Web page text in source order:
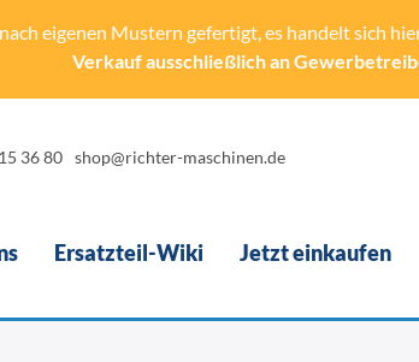
eigenen Mustern gefertigt, es handelt sich
Verkauf ausschließlich an
36 80 shop@richter-maschinen.de
Ersatzteil-Wiki Jetzt einkaufen